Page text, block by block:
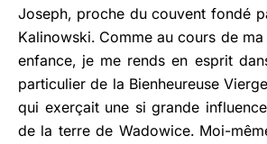
Joseph, proche du couvent fondé
Kalinowski. Comme au cours de
enfance, je me rends en esprit
particulier de la Bienheureuse
qui exerçait une si grande
de la terre de Wadowice. Moi-